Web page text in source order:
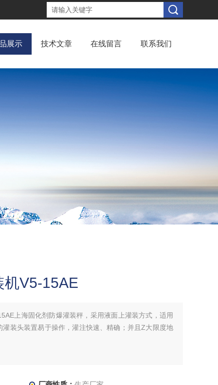
展示 技术文章 在线留言 联系我们
机V5-15AE
上海固化剂防爆灌装秤，采用液面上灌装方式，适用
装头装置易于操作，灌注快速、精确；并且Z大限度地